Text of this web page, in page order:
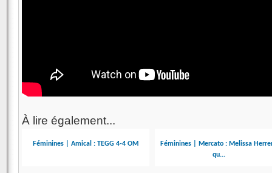
À lire également...
Féminines | Amical : TEGG 4-4 OM
Féminines | Mercato : Melissa
qu...